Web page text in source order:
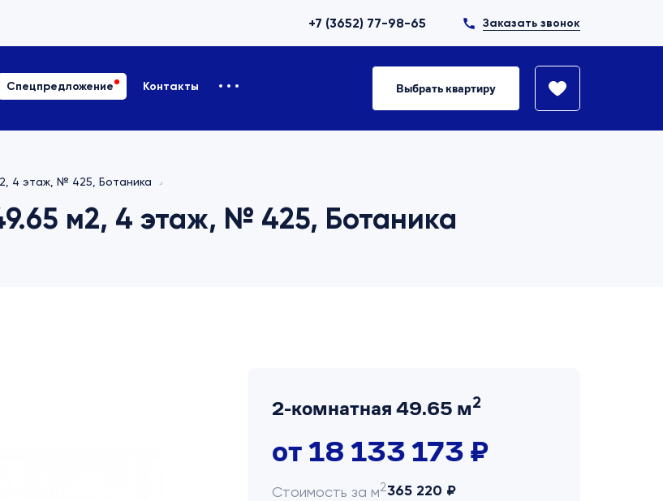
+7 (3652) 77-98-65 Заказать звонок
Спецпредложение Контакты Выбрать квартиру
4 этаж, № 425, Ботаника
м2, 4 этаж, № 425, Ботаника
2-комнатная 49.65 м2
от 18 133 173 ₽
Стоимость за м2365 220 ₽